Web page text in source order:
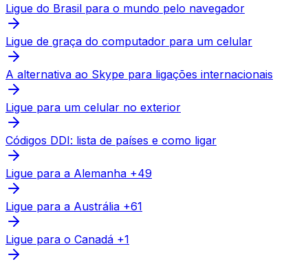
Ligue do Brasil para o mundo pelo navegador
Ligue de graça do computador para um celular
A alternativa ao Skype para ligações internacionais
Ligue para um celular no exterior
Códigos DDI: lista de países e como ligar
Ligue para a Alemanha +49
Ligue para a Austrália +61
Ligue para o Canadá +1